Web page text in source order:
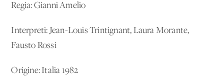
Regia: Gianni Amelio
Interpreti: Jean-Louis Trintignant, Laura Morante,
Fausto Rossi
Origine: Italia 1982